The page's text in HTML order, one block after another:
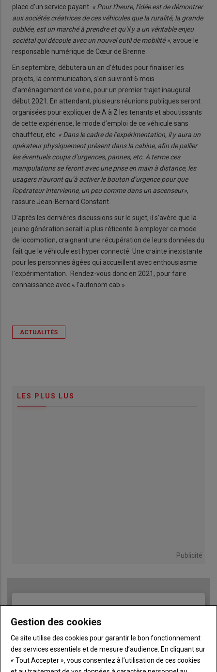
place d’un service payant. « Pour l’heure, l’idée est de démontrer
aux sociétés créatrices de ces véhicules que la ruralité, la grande
oubliée, est un marché à prendre et qu’il y a un véritable enjeu
sociétal qui découle avec un nouvel outil de mobilité », avoue le
responsable numérique de Cœur de Brenne.
En septembre, débutera un an d’études pour finaliser les
projets, la communication, s’en suivront 6 mois
d’aménagement de voirie, pour un premier trajet inaugural
début 2021. En attendant, plusieurs réunions publiques seront
organisées pour expliquer de A à Z les tenants et aboutissants
de cette expérience, le mode d’emploi de ce véhicule sans
chauffeur, etc. « Dans le cadre de l’expérimentation, il y aura un
opérateur physiquement présent dans la cabine, afin de pallier
les éventuels coups d’urgences, pannes, etc. A terme ces
manipulations se feront avec une prise en main à distance, les
usagers n’auront qu’à activer le bouton d’urgence pour que
l’opérateur intervienne, un peu comme dans un ascenseur»,
rassure Jean-Bernard Constant.
D’après les dernières discussions sur le sujet, il s’avère que la
jeune génération serait la plus réticente à employer ce mode
de locomotion, craignant une récupération de leurs données du
fait que le véhicule est hyper connecté. Une crainte inexistante
pour les personnes âgées qui accueillent avec enthousiasme
l’expérimentation. Rendez-vous donc en 2021, pour faire
connaissance avec « l’autonom cab ».
ACTUALITÉS
LES PLUS LUS
Publicité
TITRE JE M'ABONNE
Body A partir de 93€
Lien JE M'ABONNE
Gestion des cookies
Ce site utilise des cookies pour garantir le bon fonctionnement
des services essentiels et de mesure d’audience. En cliquant sur
« Tout Accepter », vous consentez à l’utilisation de ces cookies